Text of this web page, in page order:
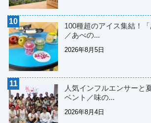
100種超のアイス集結！
／あべの...
2026年8月5日
人気インフルエンサーと
ベント／味の...
2026年8月4日